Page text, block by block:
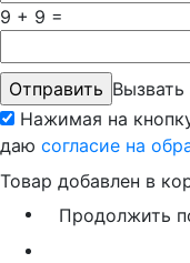
9 + 9 =
Нажимая на
даю согласие на
Товар добавлен в
Продолжить